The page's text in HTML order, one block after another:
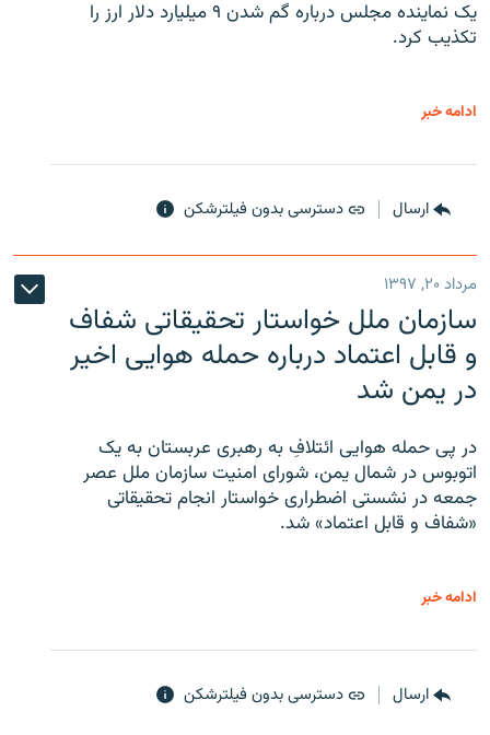
یک نماینده مجلس درباره گم شدن ۹ میلیارد دلار ارز را
تکذیب کرد.
ادامه خبر
ارسال دسترسی بدون فیلترشکن
مرداد ۲۰, ۱۳۹۷
سازمان ملل خواستار تحقیقاتی شفاف
و قابل اعتماد درباره حمله هوایی اخیر
در یمن شد
در پی حمله هوایی ائتلافِ به رهبری عربستان به یک
اتوبوس در شمال یمن، شورای امنیت سازمان ملل عصر
جمعه در نشستی اضطراری خواستار انجام تحقیقاتی
«شفاف و قابل اعتماد» شد.
ادامه خبر
ارسال دسترسی بدون فیلترشکن